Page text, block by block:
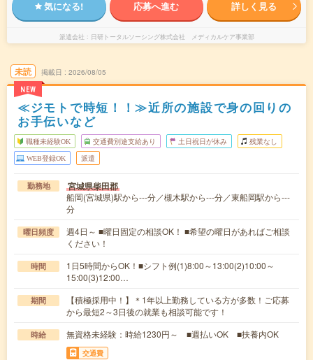
気になる! 応募へ進む 詳しく見る
派遣会社 日研トータルソーシング株式会社 メディカルケア事業部
未読
NEW
掲載日 2026/08/05
≪ジモトで時短！！≫近所の施設で身の回りの
お手伝いなど
職種未経験OK 交通費別途支給あり 土日祝日が休み 残業なし
WEB登録OK 派遣
勤務地 宮城県柴田郡
船岡(宮城県)駅から---分／槻木駅から---分／東船岡駅から---
分
曜日頻度
週4日～ ■曜日固定の相談OK！ ■希望の曜日があればご相談
ください！
時間
1日5時間からOK！■シフト例(1)8:00～13:00(2)10:00～
15:00(3)12:00…
期間
【積極採用中！】＊1年以上勤務している方が多数！ご応募
から最短2～3日後の就業も相談可能です！
時給 無資格未経験：時給1230円～ ■週払いOK ■扶養内OK
交通費